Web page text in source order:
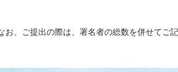
、ご提出の際は、署名者の総数を併せてご記